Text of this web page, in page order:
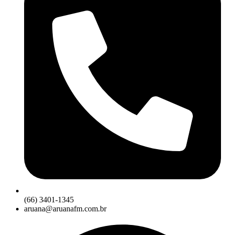
(66) 3401-1345
aruana@aruanafm.com.br